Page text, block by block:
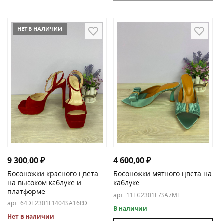
НЕТ В НАЛИЧИИ
9 300,00₽
Босоножки красного цвета
на высоком каблуке и
платформе
арт. 64DE2301L1404SA16RD
Нет в наличии
4 600,00₽
Босоножки мятного цвета на
каблуке
арт. 11TG2301L7SA7MI
В наличии